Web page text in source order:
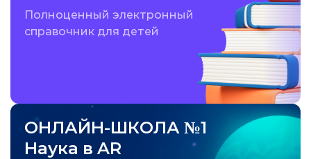
Полноценный электронный
справочник для детей
ОНЛАЙН-ШКОЛА №1
Наука в AR